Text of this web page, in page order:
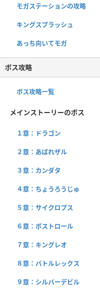
モガステーションの攻略
キングスプラッシュ
あっち向いてモガ
ボス攻略
ボス攻略一覧
メインストーリーのボス
１章：ドラゴン
２章：あばれザル
３章：カンダタ
４章：ちょうろうじゅ
５章：サイクロプス
６章：ボストロール
７章：キングレオ
８章：バトルレックス
９章：シルバーデビル